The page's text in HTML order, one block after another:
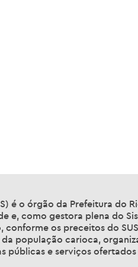
é o órgão da Prefeitura do
e, como gestora plena do
os preceitos do
população carioca,
públicas e serviços ofertados